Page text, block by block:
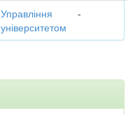
Управління
університетом
-